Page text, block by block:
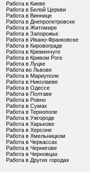
Работа в Киеве
Работа в Белой Церкви
Работа в Виннице
Работа в Днепропетровске
Работа в Житомире
Работа в Запорожье
Работа в Ивано-Франковске
Работа в Кировограде
Работа в Кременчуге
Работа в Кривом Роге
Работа в Луцке
Работа во Львове
Работа в Мариуполе
Работа в Николаеве
Работа в Одессе
Работа в Полтаве
Работа в Ровно
Работа в Сумах
Работа в Тернополе
Работа в Ужгороде
Работа в Харькове
Работа в Херсоне
Работа в Хмельницком
Работа в Черкассах
Работа в Чернигове
Работа в Черновцах
Работа в Других городах